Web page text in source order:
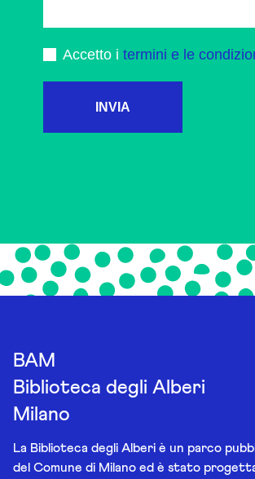
Accetto i termini e le
INVIA
BAM
Biblioteca degli Alberi
Milano
La Biblioteca degli Alberi è un parco
del Comune di Milano ed è stato